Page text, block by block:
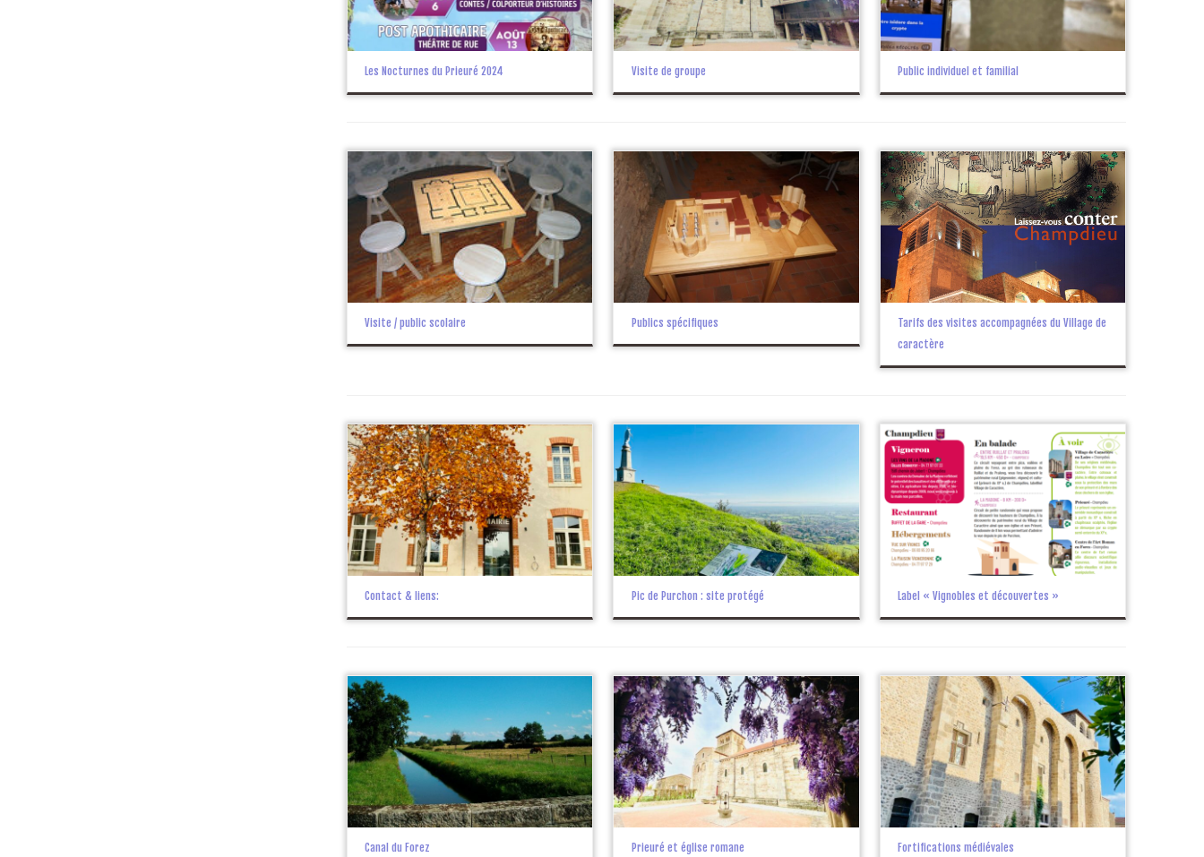
Les Nocturnes du Prieuré 2024 Visite de groupe Public individuel et familial
Visite / public scolaire Publics spécifiques
Tarifs des visites accompagnées du Village de
caractère
Contact & liens: Pic de Purchon : site protégé Label « Vignobles et découvertes »
Canal du Forez Prieuré et église romane Fortifications médiévales